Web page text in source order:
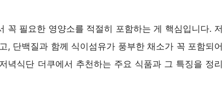
꼭 필요한 영양소를 적절히 포함하는 게 핵심입니다. 저
, 단백질과 함께 식이섬유가 풍부한 채소가 꼭 포함되어
녁식단 더쿠에서 추천하는 주요 식품과 그 특징을 정리